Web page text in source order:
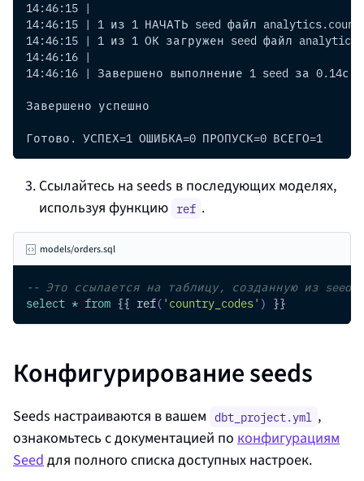
14:46:15 |
14:46:15 | 1 из 1 НАЧАТЬ seed файл
14:46:15 | 1 из 1 ОК загружен seed файл
14:46:16 |
14:46:16 | Завершено выполнение 1 seed за 0.14с.
Завершено успешно
Готово. УСПЕХ=1 ОШИБКА=0 ПРОПУСК=0 ВСЕГО=1
Ссылайтесь на seeds в последующих моделях,
используя функцию ref .
models/orders.sql
-- Это ссылается на таблицу, созданную из
select * from {{ ref( 'country_codes' ) }}
Конфигурирование seeds
Seeds настраиваются в вашем dbt_project.yml ,
ознакомьтесь с документацией по конфигурациям
Seed для полного списка доступных настроек.